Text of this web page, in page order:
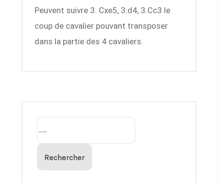
Peuvent suivre 3. Cxe5, 3.d4, 3.Cc3 le
coup de cavalier pouvant transposer
dans la partie des 4 cavaliers.
Rechercher